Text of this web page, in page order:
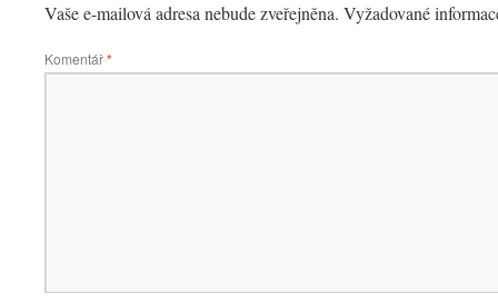
Vaše e-mailová adresa nebude zveřejněna. Vyžadované
Komentář*